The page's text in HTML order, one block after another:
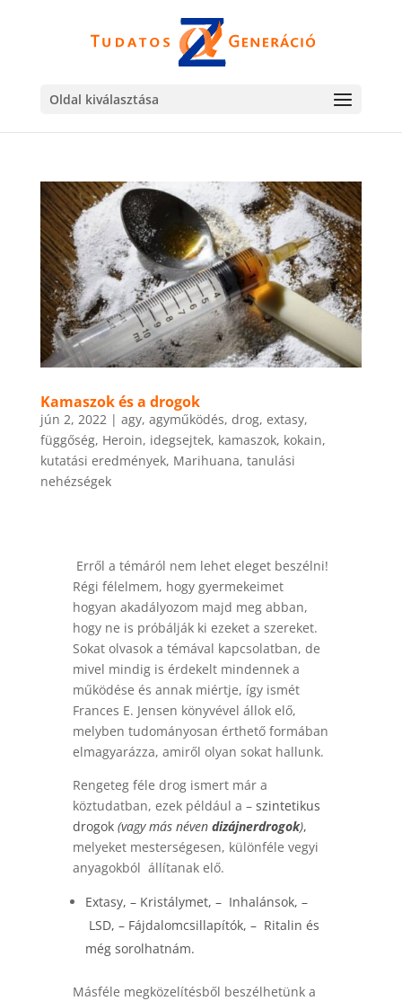
Oldal kiválasztása
Kamaszok és a drogok
jún 2, 2022| agy, agyműködés, drog, extasy,
függőség, Heroin, idegsejtek, kamaszok, kokain,
kutatási eredmények, Marihuana, tanulási
nehézségek
Erről a témáról nem lehet eleget beszélni!
Régi félelmem, hogy gyermekeimet
hogyan akadályozom majd meg abban,
hogy ne is próbálják ki ezeket a szereket.
Sokat olvasok a témával kapcsolatban, de
mivel mindig is érdekelt mindennek a
működése és annak miértje, így ismét
Frances E. Jensen könyvével állok elő,
melyben tudományosan érthető formában
elmagyarázza, amiről olyan sokat hallunk.
Rengeteg féle drog ismert már a
köztudatban, ezek például a – szintetikus
drogok (vagy más néven dizájnerdrogok),
melyeket mesterségesen, különféle vegyi
anyagokból állítanak elő.
Extasy, – Kristálymet, – Inhalánsok, –
LSD, – Fájdalomcsillapítók, – Ritalin és
még sorolhatnám.
Másféle megközelítésből beszélhetünk a